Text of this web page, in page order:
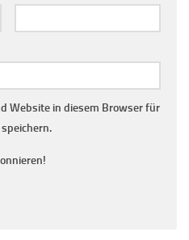
Website in diesem Browser für